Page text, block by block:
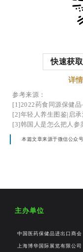
快速获
详
参考来源：
[1]2022药食同源保健
[2]年轻人养生图鉴|启
[3]韩国人是怎么把人
本篇文章来源于微信公众
主办单位
中国医药保健品进出口商会
上海博华国际展览有限公司